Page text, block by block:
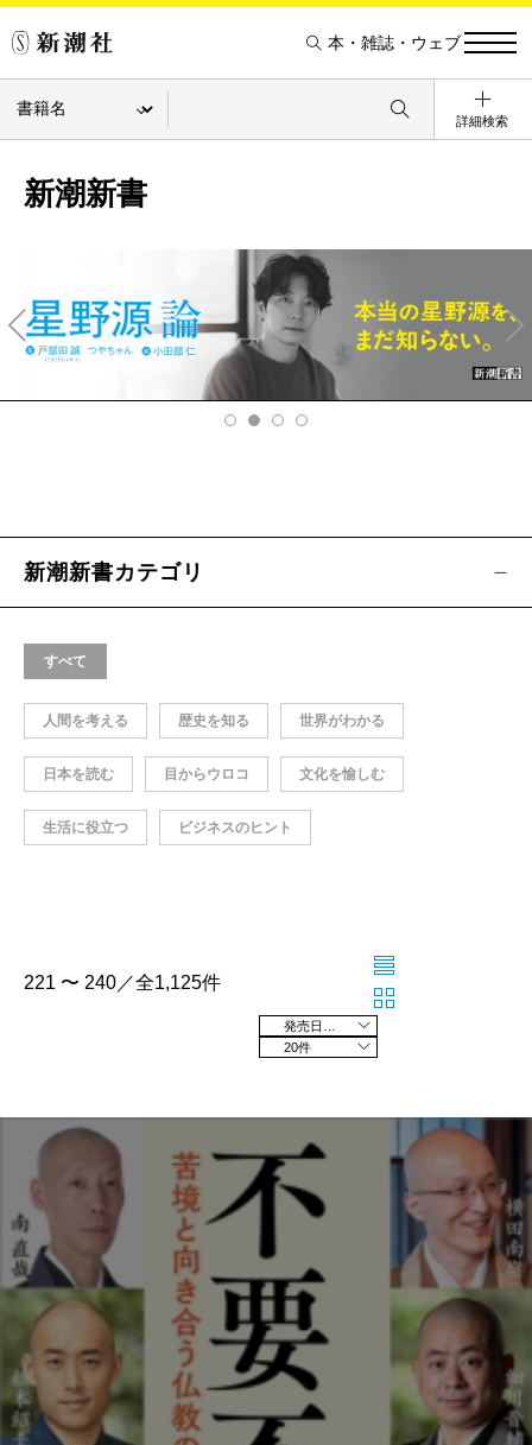
本・雑誌・ウェブ
詳細検索
新潮新書
v
Ne
xt
新潮新書カテゴリ
すべて
人間を考える 歴史を知る 世界がわかる
日本を読む 目からウロコ 文化を愉しむ
生活に役立つ ビジネスのヒント
221 〜 240／全1,125件
20件